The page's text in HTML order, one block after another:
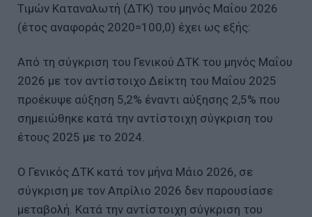
Τιμών Καταναλωτή (ΔΤΚ) του μηνός Μαΐου 2026
(έτος αναφοράς 2020=100,0) έχει ως εξής:
Από τη σύγκριση του Γενικού ΔΤΚ του μηνός Μαΐου
2026 με τον αντίστοιχο Δείκτη του Μαΐου 2025
προέκυψε αύξηση 5,2% έναντι αύξησης 2,5% που
σημειώθηκε κατά την αντίστοιχη σύγκριση του
έτους 2025 με το 2024.
Ο Γενικός ΔΤΚ κατά τον μήνα Μάιο 2026, σε
σύγκριση με τον Απρίλιο 2026 δεν παρουσίασε
μεταβολή. Κατά την αντίστοιχη σύγκριση του